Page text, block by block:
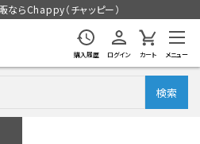
ならChappy（チャッピー）
購入履歴 ログイン カート メニュー
検索